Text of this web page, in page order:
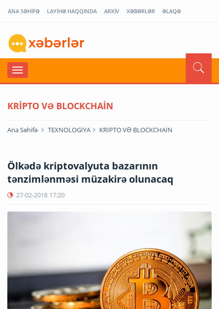
ANA SƏHİFƏ LAYİHƏ HAQQINDA ARXİV XƏBƏRLƏR ƏLAQƏ
KRİPTO VƏ BLOCKCHAİN
Ana Səhifə TEXNOLOGİYA KRİPTO VƏ BLOCKCHAİN
Ölkədə kriptovalyuta bazarının
tənzimlənməsi müzakirə olunacaq
27-02-2018 17:20